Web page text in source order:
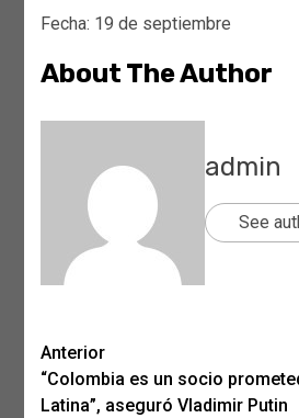
Fecha: 19 de septiembre
About The Author
admin
See
Post
navigation
Anterior
“Colombia es un socio
Latina”, aseguró Vladimir Putin